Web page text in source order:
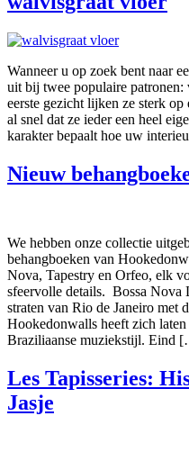
Wanneer u op zoek bent naar
uit bij twee populaire patronen:
eerste gezicht lijken ze sterk
al snel dat ze ieder een heel
karakter bepaalt hoe uw
Nieuw
We hebben onze collectie
behangboeken van
Nova, Tapestry en Orfeo, elk
sfeervolle details. Bossa Nova
straten van Rio de Janeiro met
Hookedonwalls heeft zich
Braziliaanse muziekstijl. Eind
Les Tapisseries:
Jasje